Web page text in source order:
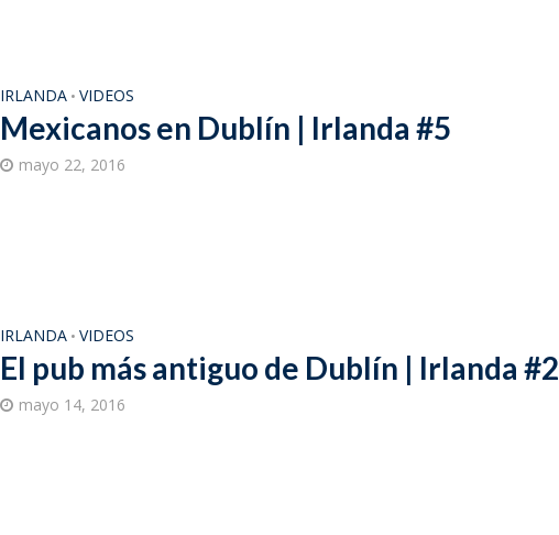
IRLANDA • VIDEOS
Mexicanos en Dublín | Irlanda #5
mayo 22, 2016
IRLANDA • VIDEOS
El pub más antiguo de Dublín | Irlanda #2
mayo 14, 2016